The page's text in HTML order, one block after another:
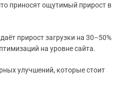
приносят ощутимый прирост в
прирост загрузки на 30–50%
на уровне сайта.
улучшений, которые стоит